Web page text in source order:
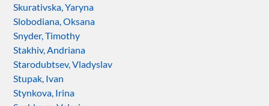
Skurativska, Yaryna
Slobodiana, Oksana
Snyder, Timothy
Stakhiv, Andriana
Starodubtsev, Vladyslav
Stupak, Ivan
Stynkova, Irina